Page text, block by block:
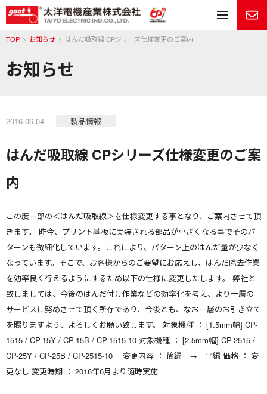
メ
お知らせ
TOP お知らせ はんだ吸取線 CPシリーズ仕様変更のご案内
2016.06.04 製品情報
はんだ吸取線 CPシリーズ仕様変更のご案
内
この度一部の＜はんだ吸取線＞を仕様変更する事となり、ご案内させて頂
きます。 昨今、プリント基板に実装される部品が小さくなる事でそのパ
ターンも微細化しています。これにより、パターン上のはんだ量が少なく
なっています。そこで、お客様からのご要望にお応えし、はんだ除去作業
を効率良く行えるようにするため以下の仕様に変更したします。 弊社と
致しましては、今後のはんだ付け作業などの効率化を考え、より一層の
サービスに努めさせて頂く所存であり、今後とも、なお一層のお引き立て
を賜りますよう、よろしくお願い致します。 対象機種 ： [1.5mm幅] CP-
1515 / CP-15Y / CP-15B / CP-1515-10 対象機種 ： [2.5mm幅] CP-2515 /
CP-25Y / CP-25B / CP-2515-10 変更内容 ： 筒編 → 平編 価格 ： 変
更なし 変更時期 ： 2016年6月より随時実施